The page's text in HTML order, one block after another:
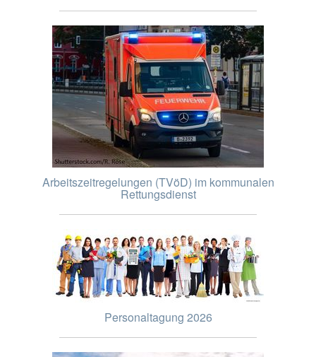
Arbeitszeitregelungen (TVöD) im kommunalen
Rettungsdienst
Personaltagung 2026